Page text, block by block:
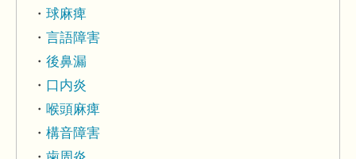
球麻痺
言語障害
後鼻漏
口内炎
喉頭麻痺
構音障害